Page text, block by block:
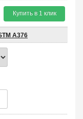
Купить в 1 клик
A376